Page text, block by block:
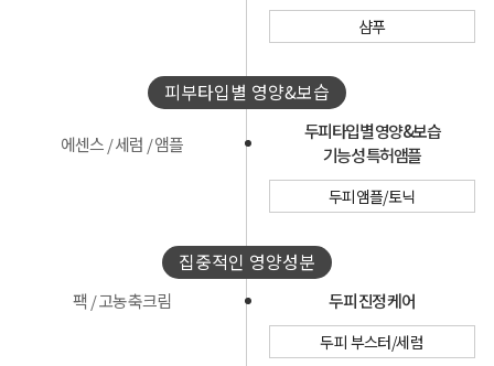
샴푸
피부타입별 영양&보습
에센스 / 세럼 / 앰플
두피타입별 영양&보습
기능성 특허앰플
두피앰플/토닉
집중적인 영양성분
팩 / 고농축크림 두피 진정 케어
두피 부스터/세럼